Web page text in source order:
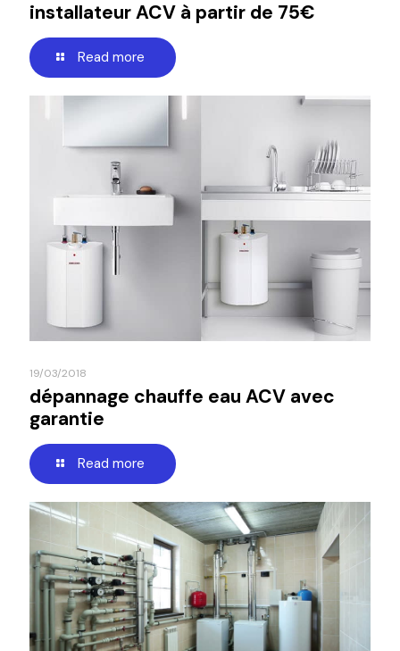
installateur ACV à partir de 75€
Read more
19/03/2018
dépannage chauffe eau ACV avec
garantie
Read more